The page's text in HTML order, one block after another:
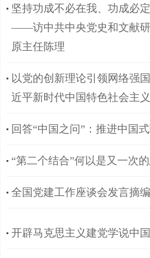
坚持功成不必在我、功成必
——访中共中央党史和文献
原主任陈理
以党的创新理论引领网络强
近平新时代中国特色社会主义
回答“中国之问”：推进中国
“第二个结合”何以是又一次
全国党建工作座谈会发言摘编
开辟马克思主义建党学说中